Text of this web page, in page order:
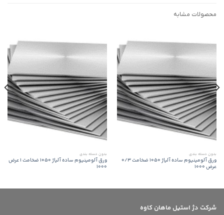
محصولات مشابه
بدون‌ دسته بندی
ورق آلومینیوم ساده آلیاژ 1050 ضخامت 0/3
عرض 1000
بدون‌ دسته بندی
ورق آلومینیوم ساده آلیاژ 1050 ضخامت 1 عرض
1000
شرکت دژ استیل ماهان کاوه